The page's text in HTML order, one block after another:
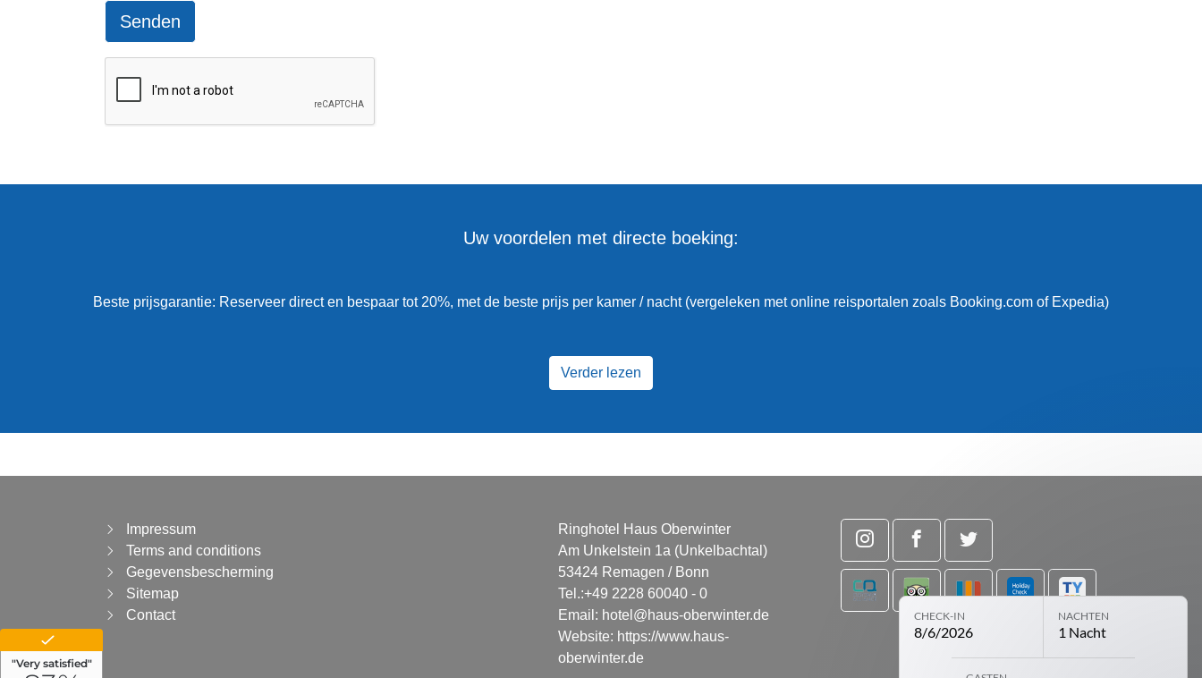
CHECK-IN
8/6/2026
NACHTEN
1 Nacht
Senden
Uw voordelen met directe boeking:
Beste prijsgarantie: Reserveer direct en bespaar tot 20%, met de beste prijs per kamer / nacht (vergeleken met online reisportalen zoals Booking.com of Expedia)
Verder lezen
Impressum
Terms and conditions
Gegevensbescherming
Sitemap
Contact
Ringhotel Haus Oberwinter
Am Unkelstein 1a (Unkelbachtal)
53424 Remagen / Bonn
Tel.:+49 2228 60040 - 0
Email: hotel@haus-oberwinter.de
Website: https://www.haus-
oberwinter.de